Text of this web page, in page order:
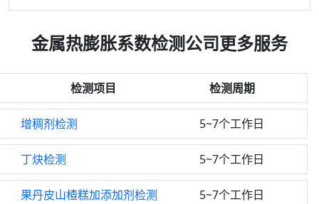
金属热膨胀系数检测公司更多服务
检测项目 检测周期
增稠剂检测 5~7个工作日
丁炔检测 5~7个工作日
果丹皮山楂糕加添加剂检测 5~7个工作日